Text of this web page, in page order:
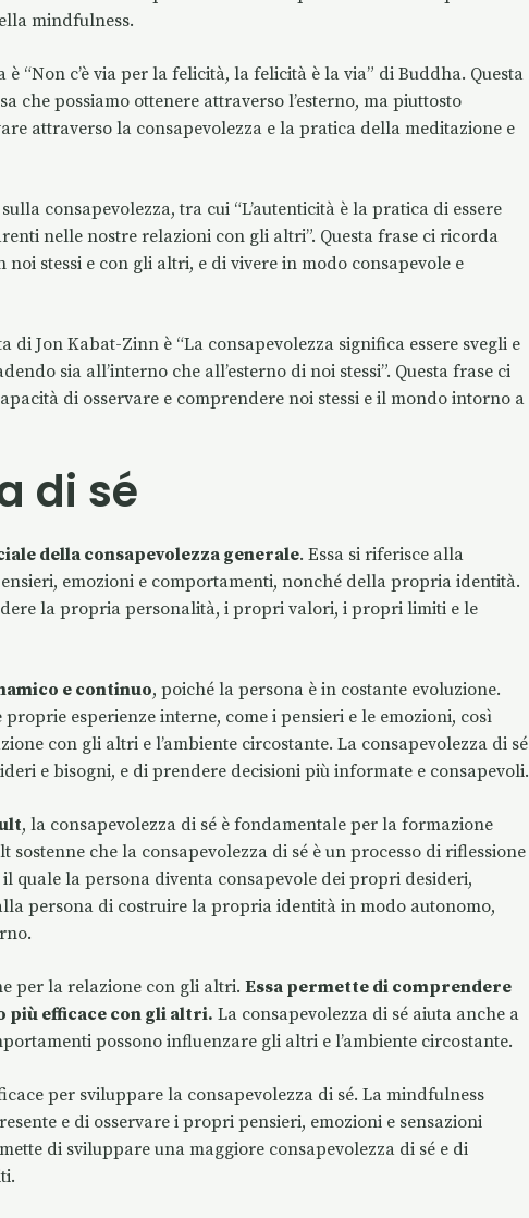
mindfulness.
“Non c’è via per la felicità, la felicità è la via” di Buddha. Questa
che possiamo ottenere attraverso l’esterno, ma piuttosto
attraverso la consapevolezza e la pratica della meditazione e
consapevolezza, tra cui “L’autenticità è la pratica di essere
nelle nostre relazioni con gli altri”. Questa frase ci ricorda
noi stessi e con gli altri, e di vivere in modo consapevole e
Jon Kabat-Zinn è “La consapevolezza significa essere svegli e
sia all’interno che all’esterno di noi stessi”. Questa frase ci
di osservare e comprendere noi stessi e il mondo intorno a
di sé
della consapevolezza generale. Essa si riferisce alla
emozioni e comportamenti, nonché della propria identità.
la propria personalità, i propri valori, i propri limiti e le
e continuo, poiché la persona è in costante evoluzione.
esperienze interne, come i pensieri e le emozioni, così
con gli altri e l’ambiente circostante. La consapevolezza di sé
e bisogni, e di prendere decisioni più informate e consapevoli.
, la consapevolezza di sé è fondamentale per la formazione
sostenne che la consapevolezza di sé è un processo di riflessione
quale la persona diventa consapevole dei propri desideri,
persona di costruire la propria identità in modo autonomo,
per la relazione con gli altri. Essa permette di comprendere
più efficace con gli altri. La consapevolezza di sé aiuta anche a
possono influenzare gli altri e l’ambiente circostante.
per sviluppare la consapevolezza di sé. La mindfulness
e di osservare i propri pensieri, emozioni e sensazioni
di sviluppare una maggiore consapevolezza di sé e di